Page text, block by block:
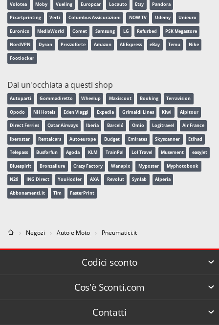
Volotea Moby Vueling Europcar Locauto Etsy Pandora
Pixartprinting Verti Columbus Assicurazioni NOW TV Udemy Unieuro
Euronics MediaWorld Comet Samsung LG Refurbed PSK Megastore
NordVPN Dyson Prezzoforte Amazon AliExpress eBay Temu Nike
Footlocker
Dai un'occhiata a questi shop
Autoparti Gommadiretto Wheelup Maxiscoot Booking Terravision
Opodo NH Hotels Eden Viaggi Expedia Grimaldi Lines Kiwi Alpitour
Direct Ferries Qatar Airways Iberia Barceló Omio Logitravel Air France
Iberostar Rentalcars Autoeurope Budget Emirates Skyscanner Etihad
Telepass Busforfun Agoda KLM TrainPal Lol Travel Musement easyJet
Bluespirit Bronzallure Crazy Factory Wanapix Myposter Myphotobook
N26 ING Direct YouHodler AXA Revolut Synlab Alperia
Abbonamenti.it Tim FasterPrint
Negozi Auto e Moto Pneumatici.it
Codici sconto
Cos'è Sconti.com
Contatti